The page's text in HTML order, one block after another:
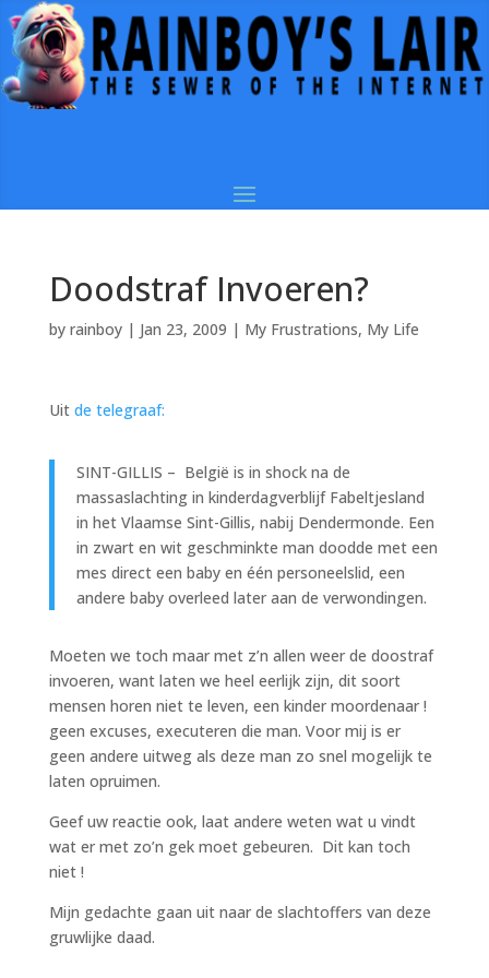
Doodstraf Invoeren?
by rainboy| Jan 23, 2009 | My Frustrations, My Life
Uit de telegraaf:
SINT-GILLIS – België is in shock na de
massaslachting in kinderdagverblijf Fabeltjesland
in het Vlaamse Sint-Gillis, nabij Dendermonde. Een
in zwart en wit geschminkte man doodde met een
mes direct een baby en één personeelslid, een
andere baby overleed later aan de verwondingen.
Moeten we toch maar met z’n allen weer de doostraf
invoeren, want laten we heel eerlijk zijn, dit soort
mensen horen niet te leven, een kinder moordenaar !
geen excuses, executeren die man. Voor mij is er
geen andere uitweg als deze man zo snel mogelijk te
laten opruimen.
Geef uw reactie ook, laat andere weten wat u vindt
wat er met zo’n gek moet gebeuren. Dit kan toch
niet !
Mijn gedachte gaan uit naar de slachtoffers van deze
gruwlijke daad.